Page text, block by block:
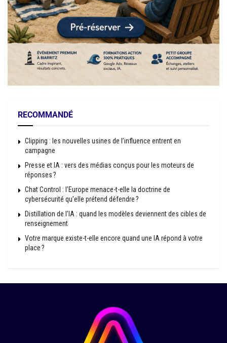
RECOMMANDÉ
Clipping : les nouvelles usines de l’influence entrent en
campagne
Presse et IA : vers des médias conçus pour les moteurs de
réponses ?
Chat Control : l’Europe menace-t-elle la doctrine de
cybersécurité qu’elle prétend défendre ?
Distillation de l’IA : quand les modèles deviennent des cibles de
renseignement
Votre marque existe-t-elle encore quand une IA répond à votre
place ?